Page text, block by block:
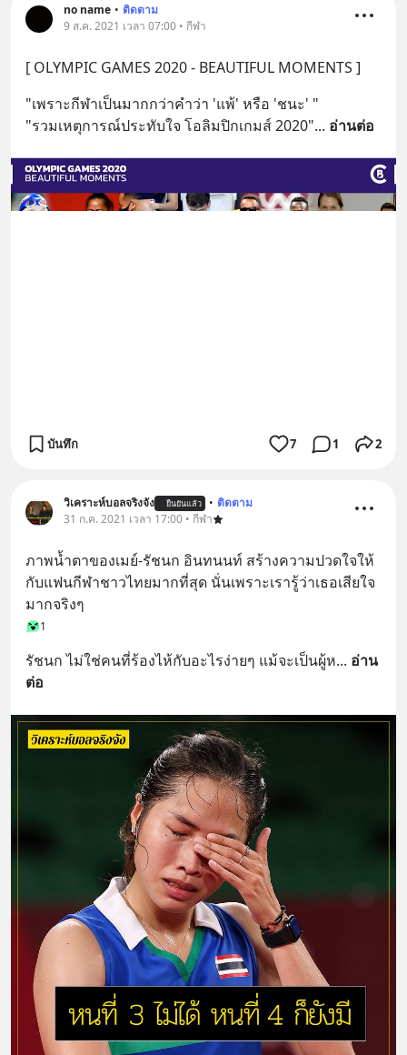
no name • ติดตาม
9 ส.ค. 2021 เวลา 07:00 • กีฬา
[ OLYMPIC GAMES 2020 - BEAUTIFUL MOMENTS ]
"เพราะกีฬาเป็นมากกว่าคำว่า 'แพ้' หรือ 'ชนะ' "
"รวมเหตุการณ์ประทับใจ โอลิมปิกเกมส์ 2020"... อ่านต่อ
บันทึก 7 1 2
วิเคราะห์บอลจริงจัง ยืนยันแล้ว • ติดตาม
31 ก.ค. 2021 เวลา 17:00 • กีฬา
ภาพน้ำตาของเมย์-รัชนก อินทนนท์ สร้างความปวดใจให้
กับแฟนกีฬาชาวไทยมากที่สุด นั่นเพราะเรารู้ว่าเธอเสียใจ
มากจริงๆ
1
รัชนก ไม่ใช่คนที่ร้องไห้กับอะไรง่ายๆ แม้จะเป็นผู้ห... อ่าน
ต่อ